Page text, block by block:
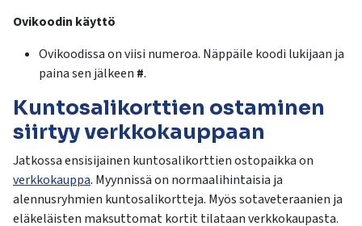
Ovikoodin käyttö
Ovikoodissa on viisi numeroa. Näppäile koodi lukijaan ja
paina sen jälkeen #.
Kuntosalikorttien ostaminen
siirtyy verkkokauppaan
Jatkossa ensisijainen kuntosalikorttien ostopaikka on
verkkokauppa. Myynnissä on normaalihintaisia ja
alennusryhmien kuntosalikortteja. Myös sotaveteraanien ja
eläkeläisten maksuttomat kortit tilataan verkkokaupasta.